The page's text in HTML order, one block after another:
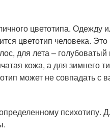
цветотипа. Одежду
цветотип человека.
для лета –
кожа, а для зимнего
может не совпадать с
психотипу.